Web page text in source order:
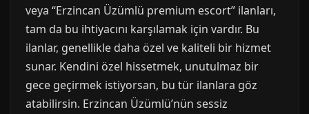
veya “Erzincan Üzümlü premium escort” ilanları,
tam da bu ihtiyacını karşılamak için vardır. Bu
ilanlar, genellikle daha özel ve kaliteli bir hizmet
sunar. Kendini özel hissetmek, unutulmaz bir
gece geçirmek istiyorsan, bu tür ilanlara göz
atabilirsin. Erzincan Üzümlü’nün sessiz